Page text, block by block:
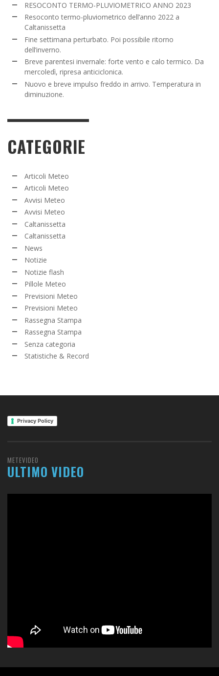
RESOCONTO TERMO-PLUVIOMETRICO ANNO 2023
Resoconto termo-pluviometrico dell’anno 2022 a
Caltanissetta
Fine settimana perturbato. Poi possibile ritorno
dell’inverno.
Breve parentesi invernale: forte vento e calo termico. Da
mercoledì, ripresa anticiclonica.
Nuovo e breve impulso freddo in arrivo. Temperatura in
diminuzione.
CATEGORIE
Articoli Meteo
Articoli Meteo
Avvisi Meteo
Avvisi Meteo
Caltanissetta
Caltanissetta
News
Notizie
Notizie flash
Pillole Meteo
Previsioni Meteo
Previsioni Meteo
Rassegna Stampa
Rassegna Stampa
Senza categoria
Statistiche & Record
Privacy Policy
METEVIDEO
ULTIMO VIDEO